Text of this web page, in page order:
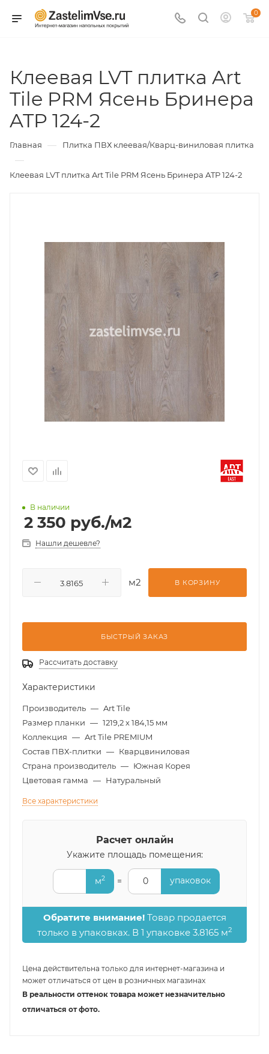
0
Клеевая LVT плитка Art
Tile PRM Ясень Бринера
ATP 124-2
Главная — Плитка ПВХ клеевая/Кварц-виниловая плитка
—
Клеевая LVT плитка Art Tile PRM Ясень Бринера ATP 124-2
В наличии
2 350 руб./м2
Нашли дешевле?
м2 В КОРЗИНУ
БЫСТРЫЙ ЗАКАЗ
Рассчитать доставку
Характеристики
Производитель — Art Tile
Размер планки — 1219,2 х 184,15 мм
Коллекция — Art Tile PREMIUM
Состав ПВХ-плитки — Кварцвиниловая
Страна производитель — Южная Корея
Цветовая гамма — Натуральный
Все характеристики
Расчет онлайн
Укажите площадь помещения:
м2 = 0 упаковок
Обратите внимание!Товар продается
только в упаковках. В 1 упаковке 3.8165 м2
Цена действительна только для интернет-магазина и
может отличаться от цен в розничных магазинах
В реальности оттенок товара может незначительно
отличаться от фото.